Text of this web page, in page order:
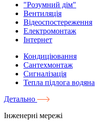
"Розумний дім"
Вентиляція
Відеоспостереження
Електромонтаж
Інтернет
Кондиціювання
Сантехмонтаж
Сигналізація
Тепла підлога водяна
Детально
Інженерні мережі